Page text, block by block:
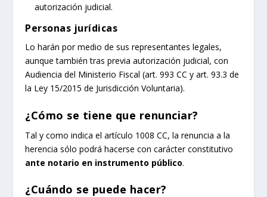
autorización judicial.
Personas jurídicas
Lo harán por medio de sus representantes legales,
aunque también tras previa autorización judicial, con
Audiencia del Ministerio Fiscal (art. 993 CC y art. 93.3 de
la Ley 15/2015 de Jurisdicción Voluntaria).
¿Cómo se tiene que renunciar?
Tal y como indica el artículo 1008 CC, la renuncia a la
herencia sólo podrá hacerse con carácter constitutivo
ante notario en instrumento público.
¿Cuándo se puede hacer?